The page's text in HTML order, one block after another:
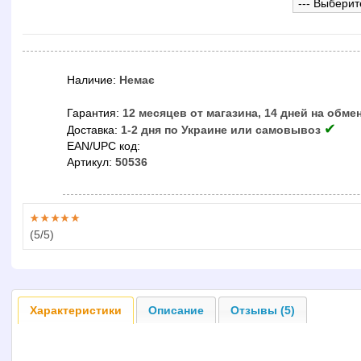
Наличие: Немає
Гарантия: 12 месяцев от магазина, 14 дней на
Доставка: 1-2 дня по Украине или самовывоз ✔
EAN/UPC код:
Артикул: 50536
(5/5)
Характеристики Описание Отзывы (5)